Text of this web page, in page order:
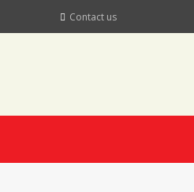
Contact us